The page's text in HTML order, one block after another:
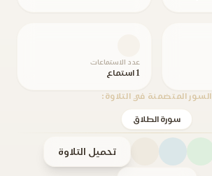
عدد الاستماعات
1 استماع
السور المتضمنة في التلاوة:
سورة الطلاق
تحميل التلاوة